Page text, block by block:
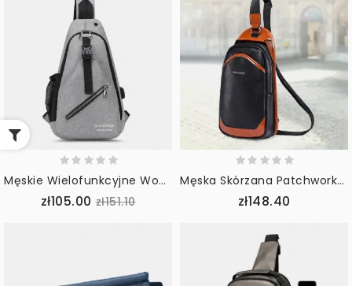
Męskie Wielofunkcyjne Wodoodporne Usb Ładowalne Słuchawki Otwór Torby Klatki Piersiowej Plecak Torba Na Ramię Torby Crossbody
zł105.00 zł151.10
Męska Skórzana Patchworkowa Na Co Dzień O Dużej Pojemności Anti-Theft Chest Bag Torba Przez Ramię Shoulder
zł148.40